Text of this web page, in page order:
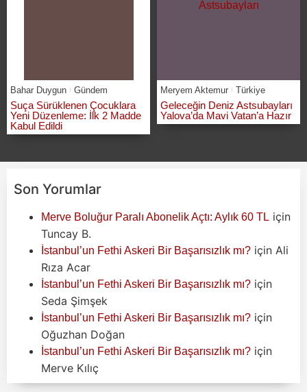
Bahar Duygun Gündem
Suça Sürüklenen Çocuklara
Yeni Düzenleme: İlk 2 Madde
Kabul Edildi
Meryem Aktemur Türkiye
Geleceğin Deniz Astsubayları
Yalova’da Mavi Vatan’a Hazır
Son Yorumlar
Merve Boluğur Paralı Abonelik Açtı: Aylık 60 TL için
Tuncay B.
İstanbul’un Fethi Askeri Bir Başarısızlık mı? için Ali
Rıza Acar
İstanbul’un Fethi Askeri Bir Başarısızlık mı? için
Seda Şimşek
İstanbul’un Fethi Askeri Bir Başarısızlık mı? için
Oğuzhan Doğan
İstanbul’un Fethi Askeri Bir Başarısızlık mı? için
Merve Kılıç